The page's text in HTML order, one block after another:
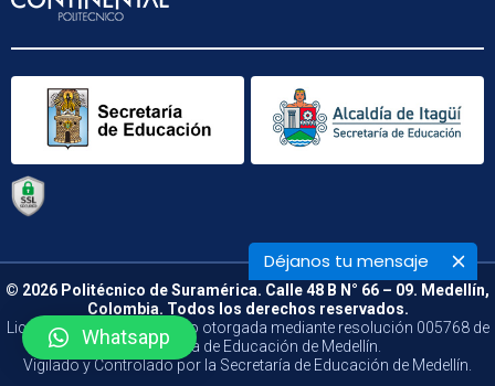
Déjanos tu mensaje
© 2026 Politécnico de Suramérica. Calle 48 B N° 66 – 09. Medellín,
Colombia. Todos los derechos reservados.
Licencia de funcionamiento otorgada mediante resolución 005768 de
la Secretaría de Educación de Medellín.
Vigilado y Controlado por la Secretaría de Educación de Medellín.
Whatsapp